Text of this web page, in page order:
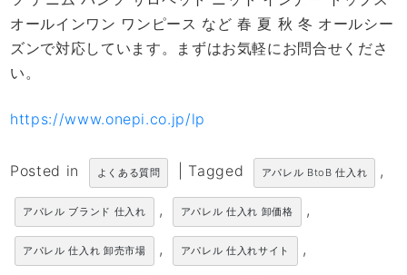
オールインワン ワンピース など 春 夏 秋 冬 オールシー
ズンで対応しています。まずはお気軽にお問合せくださ
い。
https://www.onepi.co.jp/lp
Posted in よくある質問 Tagged アパレル BtoB 仕入れ ,
アパレル ブランド 仕入れ , アパレル 仕入れ 卸価格 ,
アパレル 仕入れ 卸売市場 , アパレル 仕入れサイト ,